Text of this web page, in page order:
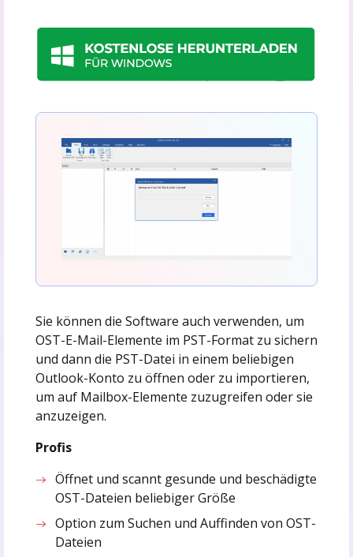
Sie können die Software auch verwenden, um
OST-E-Mail-Elemente im PST-Format zu sichern
und dann die PST-Datei in einem beliebigen
Outlook-Konto zu öffnen oder zu importieren,
um auf Mailbox-Elemente zuzugreifen oder sie
anzuzeigen.
Profis
Öffnet und scannt gesunde und beschädigte
OST-Dateien beliebiger Größe
Option zum Suchen und Auffinden von OST-
Dateien